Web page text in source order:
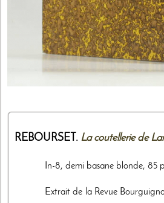
REBOURSET. La coutellerie de
In-8, demi basane blonde, 85
Extrait de la Revue